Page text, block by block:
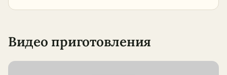
Видео приготовления